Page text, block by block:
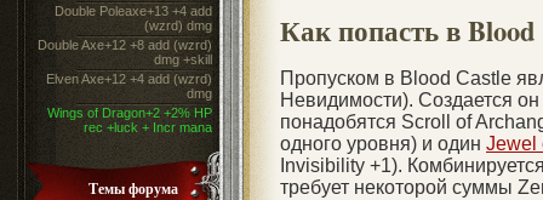
Double Poleaxe+13 +4 add
(wzrd) dmg
Double Axe+12 +8 add (wzrd)
dmg +skill
Elven Axe+12 +4 add (wzrd)
dmg
Wings of Dragon+2 +2% HP
rec +luck + Incr mana
Темы форума
Как попасть в Blood
Пропуском в Blood Castle
Невидимости). Создается
понадобятся Scroll of
одного уровня) и один Jewel
Invisibility +1).
требует некоторой суммы